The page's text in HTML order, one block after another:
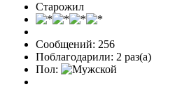
Старожил
Сообщений: 256
Поблагодарили: 2 раз(а)
Пол: